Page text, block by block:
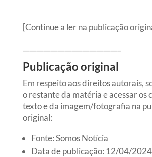
[Continue a ler na publicação
Publicação original
Em respeito aos direitos autorais,
o restante da matéria e acessar os
texto e da imagem/fotografia na
original:
Fonte: Somos Notícia
Data de publicação: 12/04/2024